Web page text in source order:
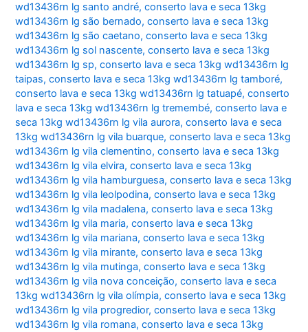
wd13436rn lg santo andré,conserto lava e seca 13kg
wd13436rn lg são bernado,conserto lava e seca 13kg
wd13436rn lg são caetano,conserto lava e seca 13kg
wd13436rn lg sol nascente,conserto lava e seca 13kg
wd13436rn lg sp,conserto lava e seca 13kg wd13436rn lg
taipas,conserto lava e seca 13kg wd13436rn lg tamboré,
conserto lava e seca 13kg wd13436rn lg tatuapé,conserto
lava e seca 13kg wd13436rn lg tremembé,conserto lava e
seca 13kg wd13436rn lg vila aurora,conserto lava e seca
13kg wd13436rn lg vila buarque,conserto lava e seca 13kg
wd13436rn lg vila clementino,conserto lava e seca 13kg
wd13436rn lg vila elvira,conserto lava e seca 13kg
wd13436rn lg vila hamburguesa,conserto lava e seca 13kg
wd13436rn lg vila leolpodina,conserto lava e seca 13kg
wd13436rn lg vila madalena,conserto lava e seca 13kg
wd13436rn lg vila maria,conserto lava e seca 13kg
wd13436rn lg vila mariana,conserto lava e seca 13kg
wd13436rn lg vila mirante,conserto lava e seca 13kg
wd13436rn lg vila mutinga,conserto lava e seca 13kg
wd13436rn lg vila nova conceição,conserto lava e seca
13kg wd13436rn lg vila olímpia,conserto lava e seca 13kg
wd13436rn lg vila progredior,conserto lava e seca 13kg
wd13436rn lg vila romana,conserto lava e seca 13kg